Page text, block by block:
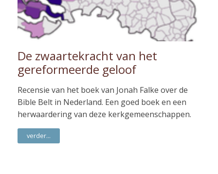
De zwaartekracht van het
gereformeerde geloof
Recensie van het boek van Jonah Falke over de
Bible Belt in Nederland. Een goed boek en een
herwaardering van deze kerkgemeenschappen.
verder...